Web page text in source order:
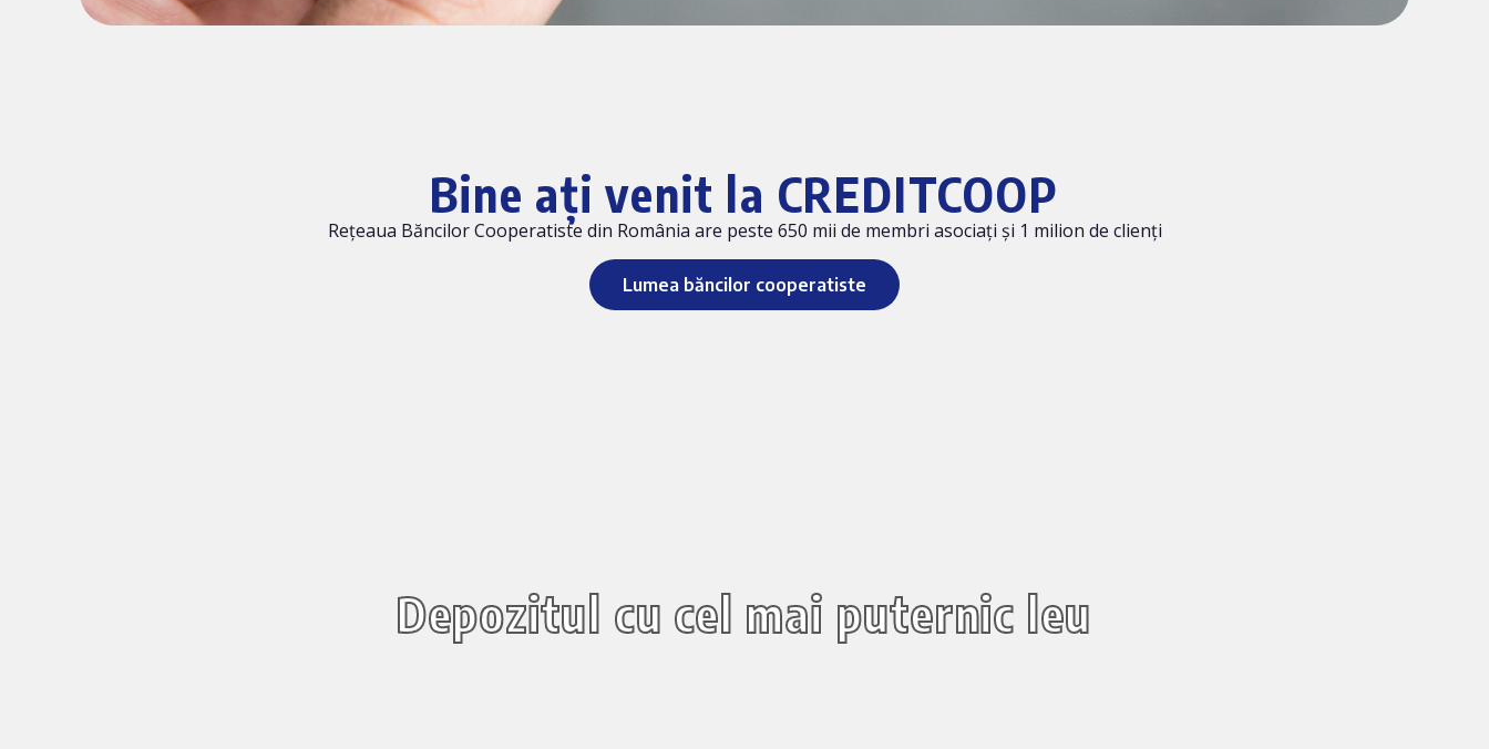
Bine ați venit la CREDITCOOP
Rețeaua Băncilor Cooperatiste din România are peste 650 mii de membri asociați și 1 milion de clienți
Lumea băncilor cooperatiste
Depozitul cu cel mai puternic leu